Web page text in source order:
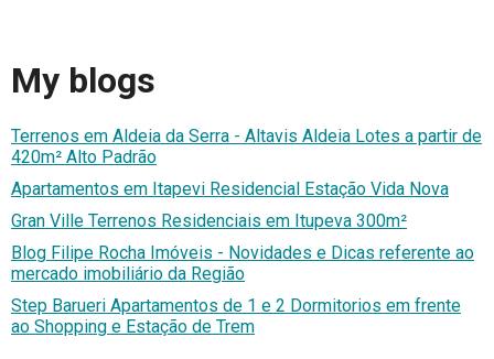
My blogs
Terrenos em Aldeia da Serra - Altavis Aldeia Lotes a partir de
420m² Alto Padrão
Apartamentos em Itapevi Residencial Estação Vida Nova
Gran Ville Terrenos Residenciais em Itupeva 300m²
Blog Filipe Rocha Imóveis - Novidades e Dicas referente ao
mercado imobiliário da Região
Step Barueri Apartamentos de 1 e 2 Dormitorios em frente
ao Shopping e Estação de Trem